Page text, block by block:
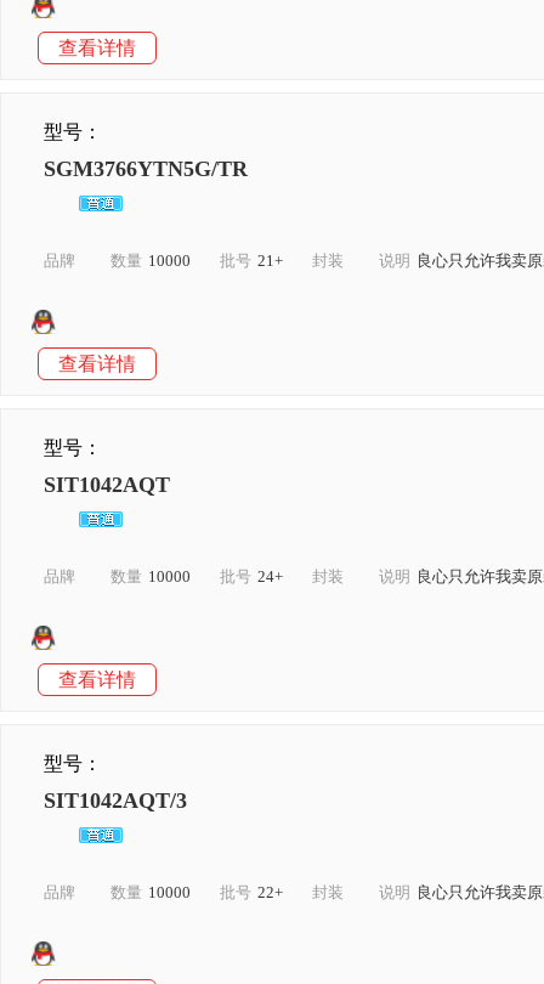
查看详情
型号：
SGM3766YTN5G/TR
品牌 数量 10000 批号 21+ 封装 说明 良心只允许我卖
查看详情
型号：
SIT1042AQT
品牌 数量 10000 批号 24+ 封装 说明 良心只允许我卖
查看详情
型号：
SIT1042AQT/3
品牌 数量 10000 批号 22+ 封装 说明 良心只允许我卖